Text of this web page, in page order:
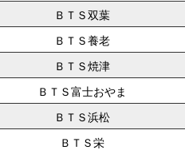
ＢＴＳ双葉
ＢＴＳ養老
ＢＴＳ焼津
ＢＴＳ富士おやま
ＢＴＳ浜松
ＢＴＳ栄